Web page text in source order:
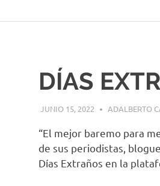
DÍAS
JUNIO 15, 2022 ADALBERTO
“El mejor baremo para
de sus periodistas,
Días Extraños en la